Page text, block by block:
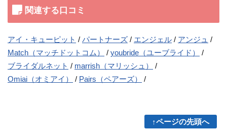
関連する口コミ
アイ・キューピット パートナーズ エンジェル
アンジュ
Match（マッチドットコム）
youbride（ユーブライド）
ブライダルネット
marrish（マリッシュ）
Omiai（オミアイ）
Pairs（ペアーズ）
↑ページの先頭へ